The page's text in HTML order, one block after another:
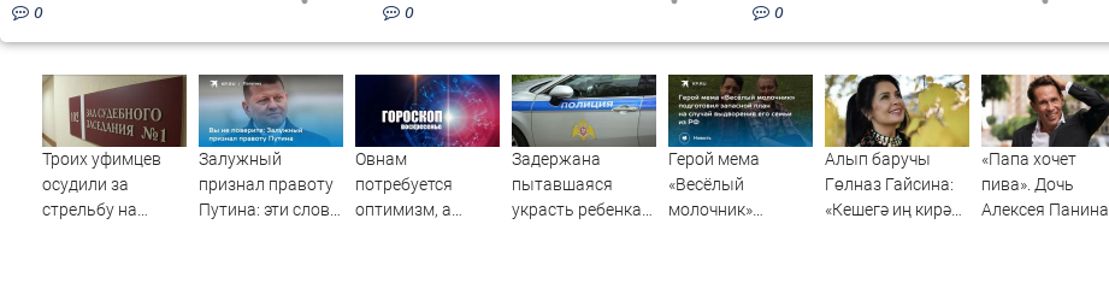
0
0
0
Троих уфимцев
осудили за
стрельбу на
Залужный
признал правоту
Путина: эти слова
Овнам
потребуется
оптимизм, а
Задержана
пытавшаяся
украсть ребенка
Герой мема
«Весёлый
молочник»
Алып баручы
Гөлназ Гайсина:
«Кешегә иң кирәк
«Папа хочет
пива». Дочь
Алексея Панина*